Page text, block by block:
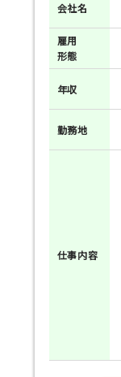
会社名
雇用
形態
年収
勤務地
仕事内容